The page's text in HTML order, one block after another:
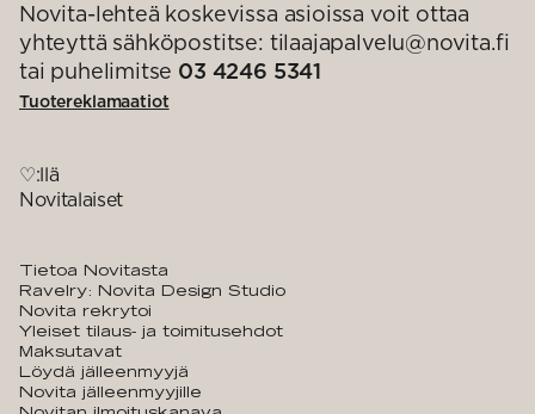
Novita-lehteä koskevissa asioissa voit ottaa
yhteyttä sähköpostitse: tilaajapalvelu@novita.fi
tai puhelimitse 03 4246 5341
Tuotereklamaatiot
♡:llä
Novitalaiset
Tietoa Novitasta
Ravelry: Novita Design Studio
Novita rekrytoi
Yleiset tilaus- ja toimitusehdot
Maksutavat
Löydä jälleenmyyjä
Novita jälleenmyyjille